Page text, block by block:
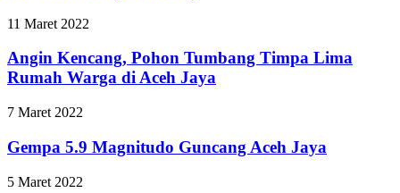
11 Maret 2022
Angin Kencang, Pohon Tumbang Timpa Lima
Rumah Warga di Aceh Jaya
7 Maret 2022
Gempa 5.9 Magnitudo Guncang Aceh Jaya
5 Maret 2022